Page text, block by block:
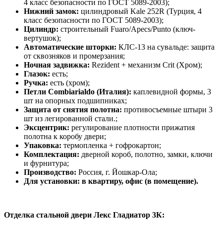
4 класс безопасности по ГОСТ 5089-2003);
Нижний замок: цилиндровый Kale 252R (Турция, 4
класс безопасности по ГОСТ 5089-2003);
Цилиндр: строительный Fuaro/Apecs/Punto (ключ-
вертушок);
Автоматические шторки: КЛС-13 на сувальде: защита
от сквозняков и промерзания;
Ночная задвижка: Rezident + механизм Crit (Хром);
Глазок: есть;
Ручка: есть (хром);
Петли Combiarialdo (Италия): каплевидной формы, 3
шт на опорных подшипниках;
Защита от снятия полотна: противосъемные штыри 3
шт из легированной стали.;
Эксцентрик: регулирование плотности прижатия
полотна к коробу двери;
Упаковка: термопленка + гофрокартон;
Комплектация: дверной короб, полотно, замки, ключи
и фурнитура;
Производство: Россия, г. Йошкар-Ола;
Для установки: в квартиру, офис (в помещение).
Отделка стальной двери Лекс Гладиатор 3К: